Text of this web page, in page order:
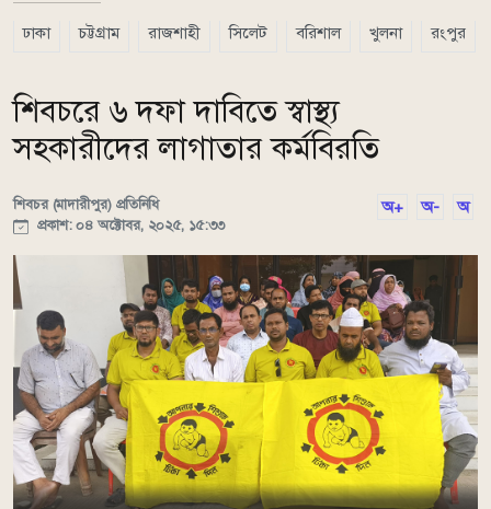
ঢাকা চট্টগ্রাম রাজশাহী সিলেট বরিশাল খুলনা রংপুর
শিবচরে ৬ দফা দাবিতে স্বাস্থ্য
সহকারীদের লাগাতার কর্মবিরতি
শিবচর (মাদারীপুর) প্রতিনিধি
প্রকাশ: ০৪ অক্টোবর, ২০২৫, ১৫:৩৩
অ+ অ- অ